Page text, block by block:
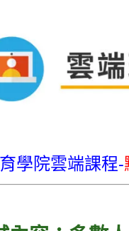
學院雲端課程-